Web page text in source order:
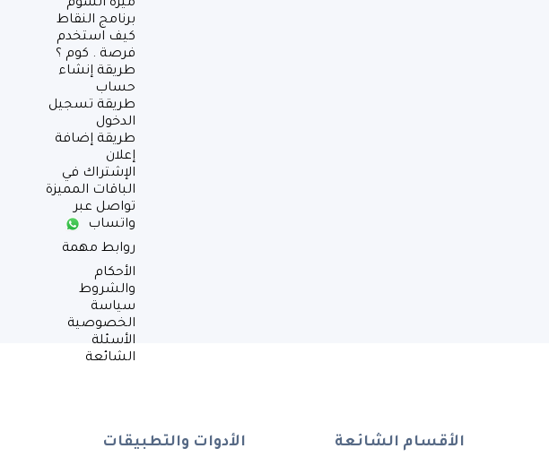
ميزة السوم
برنامج النقاط
كيف استخدم
فرصة . كوم ؟
طريقة إنشاء
حساب
طريقة تسجيل
الدخول
طريقة إضافة
إعلان
الإشتراك في
الباقات المميزة
تواصل عبر
واتساب
روابط مهمة
الأحكام
والشروط
سياسة
الخصوصية
الأسئلة
الشائعة
الأقسام الشائعة الأدوات والتطبيقات